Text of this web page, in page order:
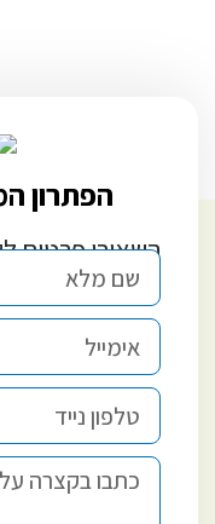
הפתרון
השאירו פרטים